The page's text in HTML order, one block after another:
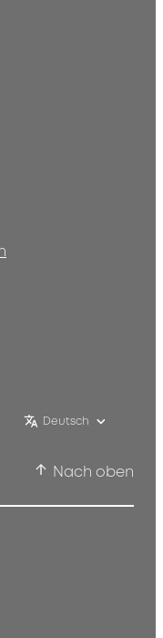
Deutsch
Nach oben